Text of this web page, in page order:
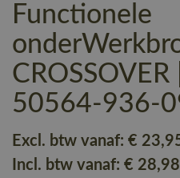
Functionele
CROSSOVER
50564-936-
Excl. btw vanaf: € 23
Incl. btw vanaf: € 28,98